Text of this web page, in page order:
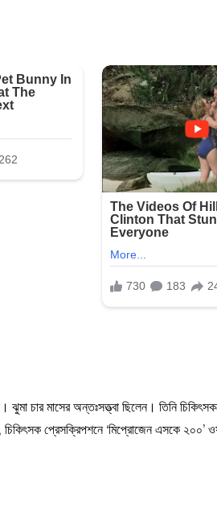
ঝুমা চার মাসের অন্তঃসত্ত্বা ছিলেন। তিনি
চিকিৎসক প্রেসক্রিপশনে ‘মিপ্রোজেন এসকে ২০০’